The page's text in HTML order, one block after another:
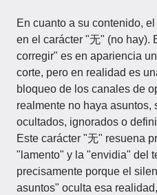
En cuanto a su contenido,
en el carácter "无" (no hay).
corregir" es en apariencia
corte, pero en realidad es
bloqueo de los canales de
realmente no haya asuntos,
ocultados, ignorados o
Este carácter "无" resuena
"lamento" y la "envidia" del
precisamente porque el
asuntos" oculta esa